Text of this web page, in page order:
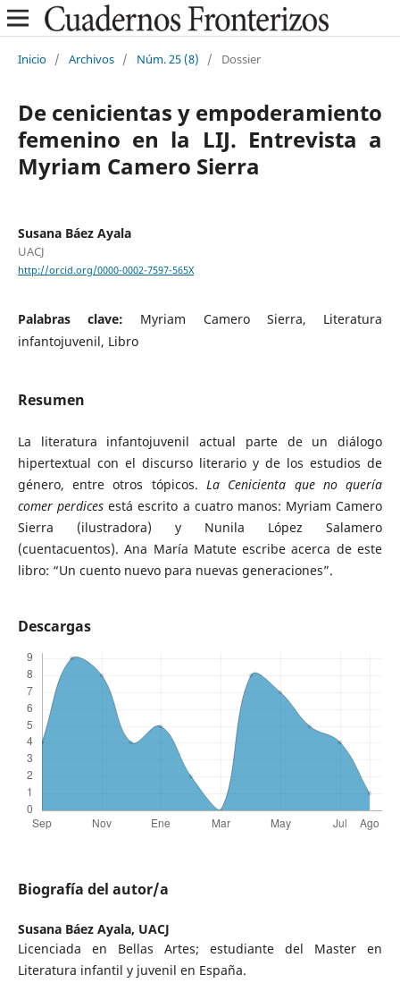
Inicio / Archivos / Núm. 25 (8) / Dossier
De cenicientas y empoderamiento
femenino en la LIJ. Entrevista a
Myriam Camero Sierra
Susana Báez Ayala
UACJ
http://orcid.org/0000-0002-7597-565X
Palabras clave: Myriam Camero Sierra, Literatura
infantojuvenil, Libro
Resumen
La literatura infantojuvenil actual parte de un diálogo
hipertextual con el discurso literario y de los estudios de
género, entre otros tópicos. La Cenicienta que no quería
comer perdices está escrito a cuatro manos: Myriam Camero
Sierra (ilustradora) y Nunila López Salamero
(cuentacuentos). Ana María Matute escribe acerca de este
libro: “Un cuento nuevo para nuevas generaciones”.
Descargas
Biografía del autor/a
Susana Báez Ayala, UACJ
Licenciada en Bellas Artes; estudiante del Master en
Literatura infantil y juvenil en España.